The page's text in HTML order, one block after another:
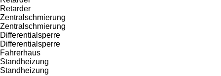
Retarder
Zentralschmierung
Zentralschmierung
Differentialsperre
Differentialsperre
Fahrerhaus
Standheizung
Standheizung